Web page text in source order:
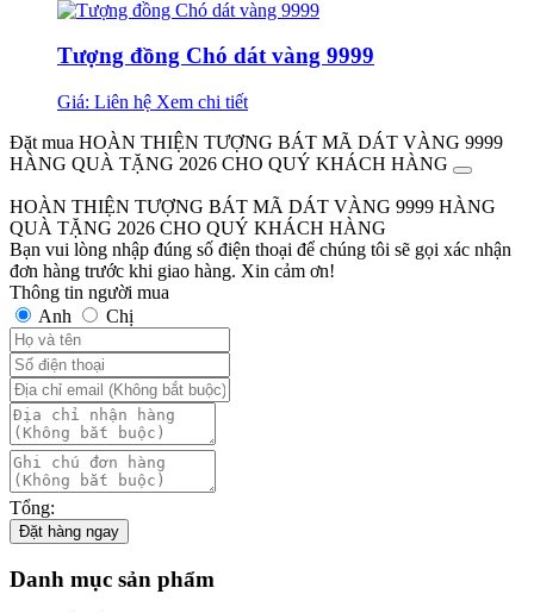
Tượng đồng Chó dát vàng 9999
Giá: Liên hệ Xem chi tiết
Đặt mua HOÀN THIỆN TƯỢNG BÁT MÃ DÁT VÀNG 9999
HÀNG QUÀ TẶNG 2026 CHO QUÝ KHÁCH HÀNG
HOÀN THIỆN TƯỢNG BÁT MÃ DÁT VÀNG 9999 HÀNG
QUÀ TẶNG 2026 CHO QUÝ KHÁCH HÀNG
Bạn vui lòng nhập đúng số điện thoại để chúng tôi sẽ gọi xác nhận
đơn hàng trước khi giao hàng. Xin cảm ơn!
Thông tin người mua
Anh
Chị
Tổng:
Đặt hàng ngay
Danh mục sản phẩm